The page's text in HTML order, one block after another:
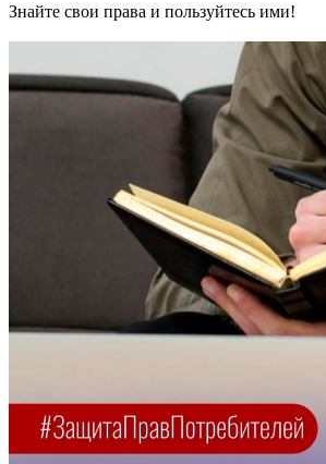
Знайте свои права и пользуйтесь ими!